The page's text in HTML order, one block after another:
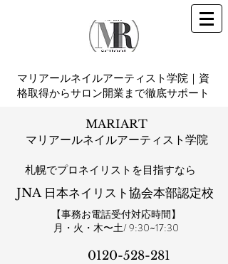
マリアールネイルアーティスト学院｜資
格取得からサロン開業まで徹底サポート
MARIART
マリアールネイルアーティスト学院
札幌​でプロネイリストを目指すなら
JNA 日本ネイリスト協会本部認定校
【事務お電話受付対応時間】
​月・火・木〜土/ 9:30~17:30
0120-528-281​